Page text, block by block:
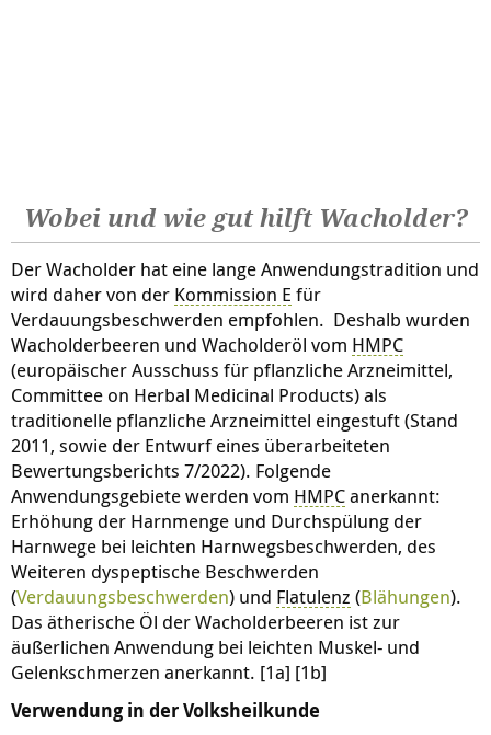
Wobei und wie gut hilft Wacholder?
Der Wacholder hat eine lange Anwendungstradition und
wird daher von der Kommission E für
Verdauungsbeschwerden empfohlen. Deshalb wurden
Wacholderbeeren und Wacholderöl vom HMPC
(europäischer Ausschuss für pflanzliche Arzneimittel,
Committee on Herbal Medicinal Products) als
traditionelle pflanzliche Arzneimittel eingestuft (Stand
2011, sowie der Entwurf eines überarbeiteten
Bewertungsberichts 7/2022). Folgende
Anwendungsgebiete werden vom HMPCanerkannt:
Erhöhung der Harnmenge und Durchspülung der
Harnwege bei leichten Harnwegsbeschwerden, des
Weiteren dyspeptische Beschwerden
(Verdauungsbeschwerden) und Flatulenz (Blähungen).
Das ätherische Öl der Wacholderbeeren ist zur
äußerlichen Anwendung bei leichten Muskel- und
Gelenkschmerzen anerkannt. [1a] [1b]
Verwendung in der Volksheilkunde